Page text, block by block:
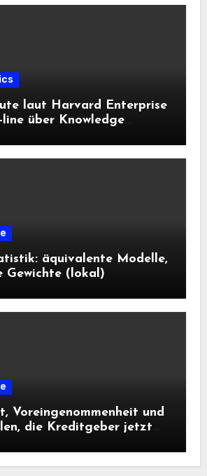
laut Harvard Enterprise
line über Knowledge
äquivalente Modelle,
Gewichte (lokal)
Voreingenommenheit und
die Kreditgeber jetzt